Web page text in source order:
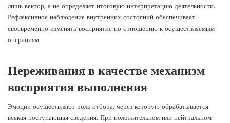
лишь вектор, а не определяет итоговую интерпретацию деятельности.
Рефлексивное наблюдение внутренних состояний обеспечивает
своевременно изменять восприятие по отношению к осуществляемым
операциям.
Переживания в качестве механизм
восприятия выполнения
Эмоции осуществляют роль отбора, через которую обрабатывается
всякая поступающая сведения. При положительном или нейтральном